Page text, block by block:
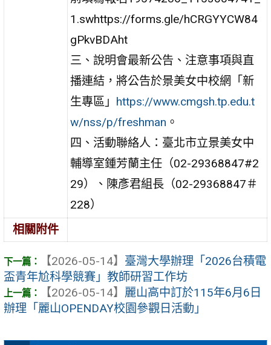
1.swhttps://forms.gle/hCRGYYCW84
gPkvBDAht
三、說明會最新公告、注意事項與直
播連結，將公告於景美女中校網「新
生專區」 https://www.cmgsh.tp.edu.t
w/nss/p/freshman 。
四、活動聯絡人：臺北市立景美女中
輔導室鍾芳蘭主任（02-29368847#2
29）、陳彥君組長（02-29368847＃
228）
相關附件
【2026-05-14】 臺灣大學辦理「2026台積電
盃青年尬科學競賽」教師研習工作坊
【2026-05-14】 麗山高中訂於115年6月6日
辦理「麗山OPENDAY校園參觀日活動」